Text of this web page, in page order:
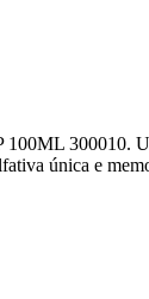
300010.
única e